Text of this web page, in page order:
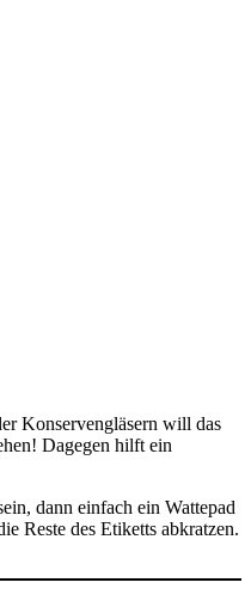
Konservengläsern will das
Dagegen hilft ein
dann einfach ein Wattepad
Reste des Etiketts abkratzen.